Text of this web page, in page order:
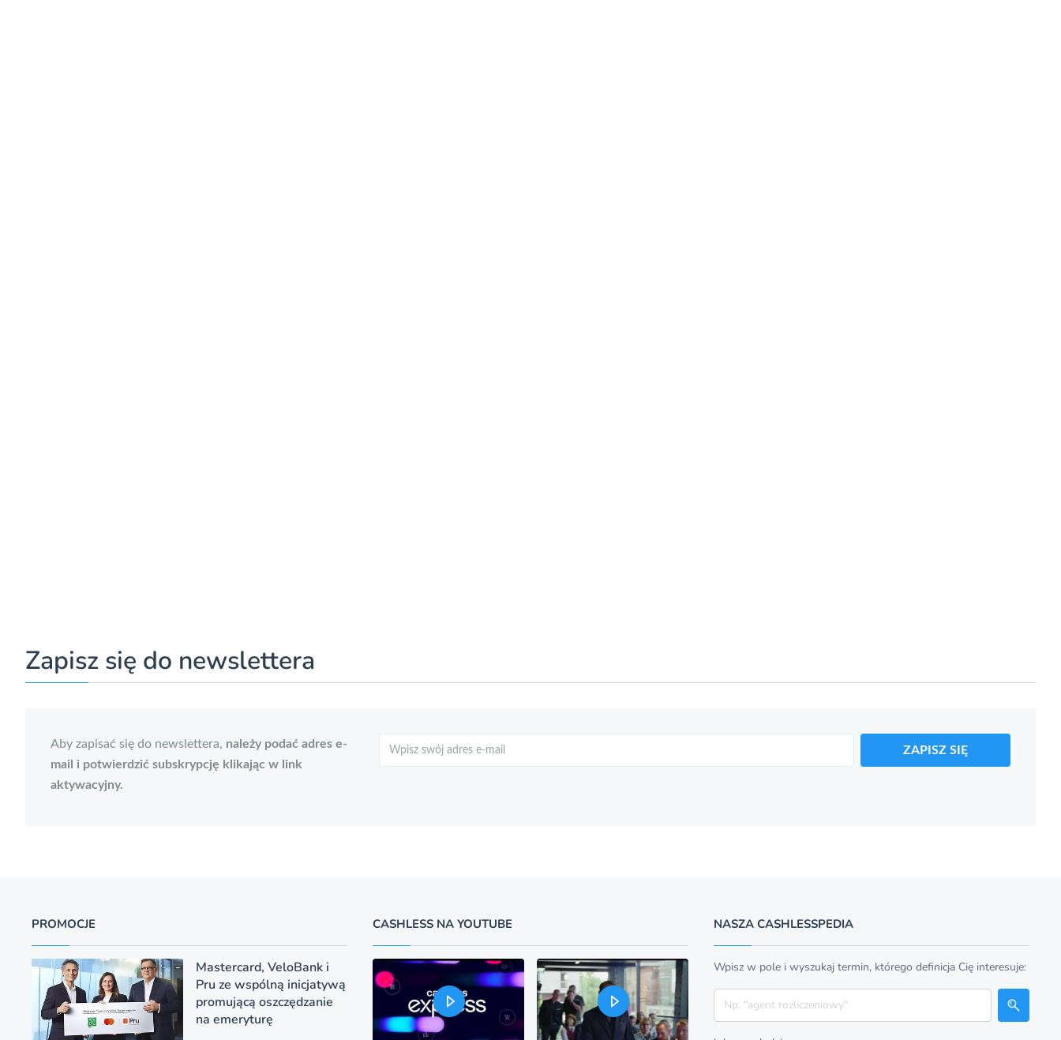
Zapisz się do newslettera
Aby zapisać się do newslettera, należy podać adres e-
mail i potwierdzić subskrypcję klikając w link
aktywacyjny.
ZAPISZ SIĘ
PROMOCJE
Mastercard, VeloBank i
Pru ze wspólną inicjatywą
promującą oszczędzanie
na emeryturę
CASHLESS NA YOUTUBE NASZA CASHLESSPEDIA
Wpisz w pole i wyszukaj termin, którego definicja Cię interesuje:
Szukaj